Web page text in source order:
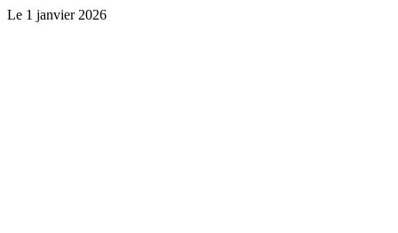
Le 1 janvier 2026